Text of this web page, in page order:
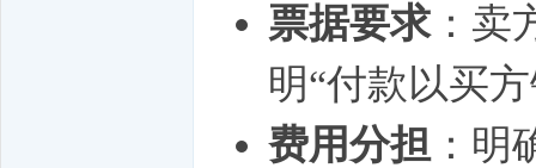
票据要求：卖
明“付款以买
费用分担 ：